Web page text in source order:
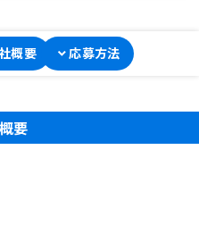
概要 応募方法
要